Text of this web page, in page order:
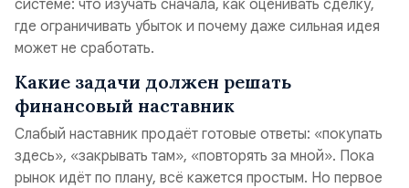
системе: что изучать сначала, как оценивать сделку,
где ограничивать убыток и почему даже сильная идея
может не сработать.
Какие задачи должен решать
финансовый наставник
Слабый наставник продаёт готовые ответы: «покупать
здесь», «закрывать там», «повторять за мной». Пока
рынок идёт по плану, всё кажется простым. Но первое